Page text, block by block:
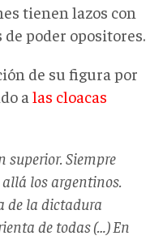
tienen lazos con
poder opositores.
de su figura por
a las cloacas
superior. Siempre
los argentinos.
de la dictadura
de todas (…) En